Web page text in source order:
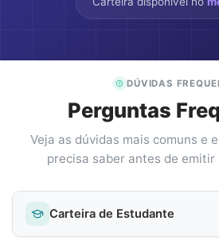
DÚVIDAS
Perguntas
Veja as dúvidas mais comuns e
precisa saber antes de emitir
Carteira de Estudante